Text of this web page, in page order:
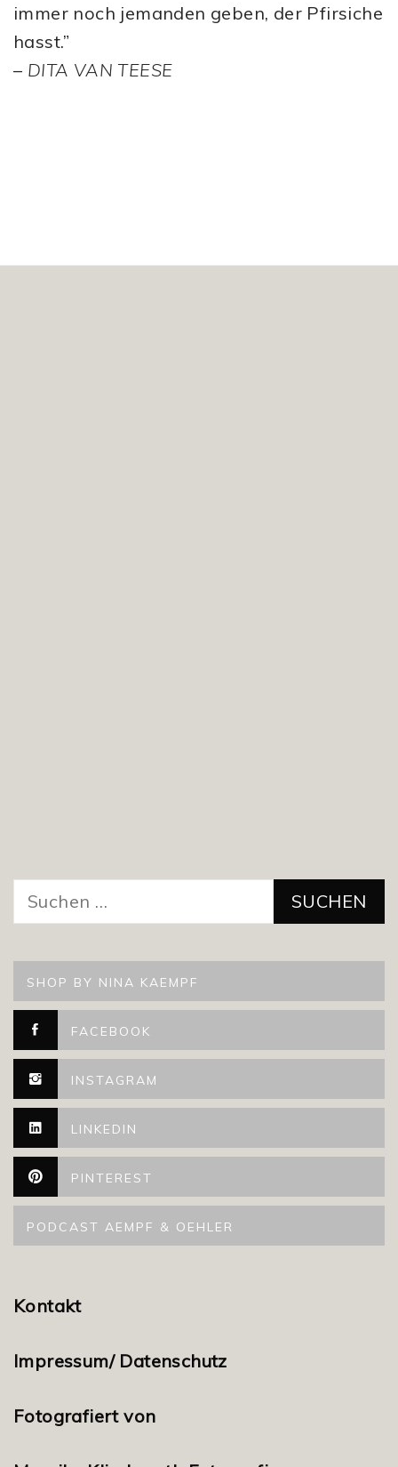
immer noch jemanden geben, der Pfirsiche
hasst.”
– DITA VAN TEESE
nach:
SHOP BY NINA KAEMPF
FACEBOOK
INSTAGRAM
LINKEDIN
PINTEREST
PODCAST AEMPF & OEHLER
Kontakt
Impressum/ Datenschutz
Fotografiert von